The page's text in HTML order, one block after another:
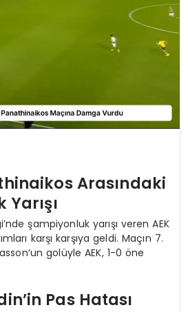
Arasındaki
şampiyonluk yarışı veren AEK
karşı karşıya geldi. Maçın 7.
golüyle AEK, 1-0 öne
Pas Hatası